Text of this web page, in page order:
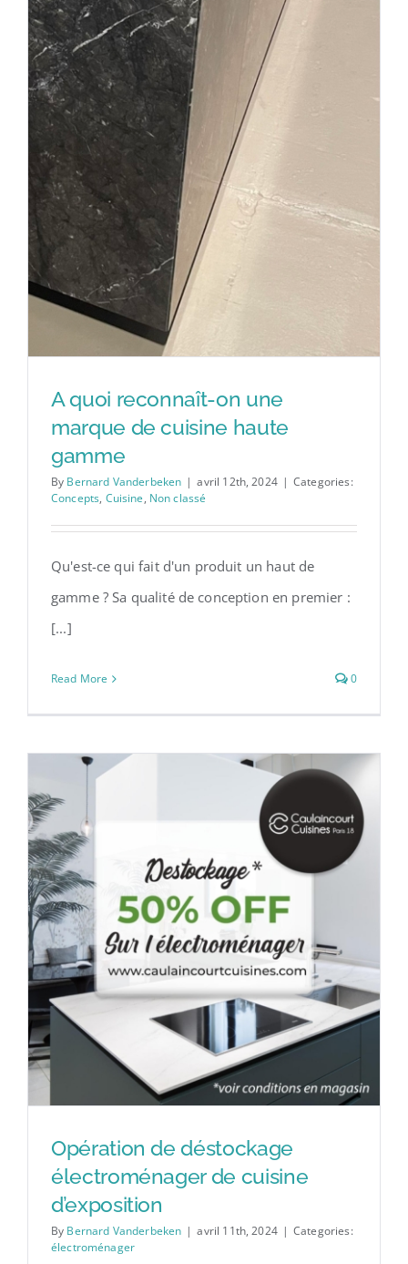
A quoi reconnaît-on une marque
de cuisine haute gamme
A quoi reconnaît-on une
marque de cuisine haute
gamme
By Bernard Vanderbeken | avril 12th, 2024 | Categories:
Concepts, Cuisine, Non classé
Qu'est-ce qui fait d'un produit un haut de
gamme ? Sa qualité de conception en premier :
[...]
Read More 0
Opération de déstockage
électroménager de cuisine
d’exposition
By Bernard Vanderbeken | avril 11th, 2024 | Categories:
électroménager